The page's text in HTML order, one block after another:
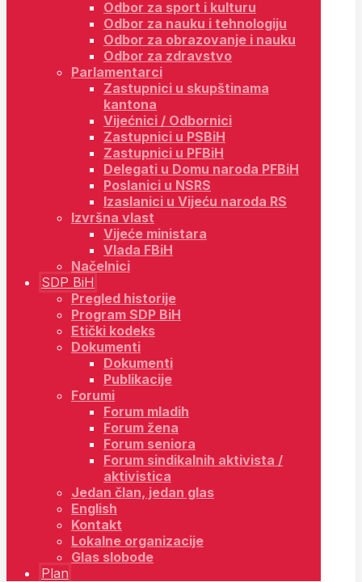
Odbor za sport i kulturu
Odbor za nauku i tehnologiju
Odbor za obrazovanje i nauku
Odbor za zdravstvo
Parlamentarci
Zastupnici u skupštinama
kantona
Vijećnici / Odbornici
Zastupnici u PSBiH
Zastupnici u PFBiH
Delegati u Domu naroda PFBiH
Poslanici u NSRS
Izaslanici u Vijeću naroda RS
Izvršna vlast
Vijeće ministara
Vlada FBiH
Načelnici
SDP BiH
Pregled historije
Program SDP BiH
Etički kodeks
Dokumenti
Dokumenti
Publikacije
Forumi
Forum mladih
Forum žena
Forum seniora
Forum sindikalnih aktivista /
aktivistica
Jedan član, jedan glas
English
Kontakt
Lokalne organizacije
Glas slobode
Plan